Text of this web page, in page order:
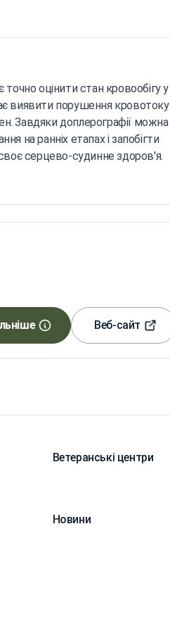
оцінити стан кровообігу у
виявити порушення кровотоку
Завдяки доплерографії можна
на ранніх етапах і запобігти
серцево-судинне здоров'я.
Веб-сайт
Ветеранські центри
Новини